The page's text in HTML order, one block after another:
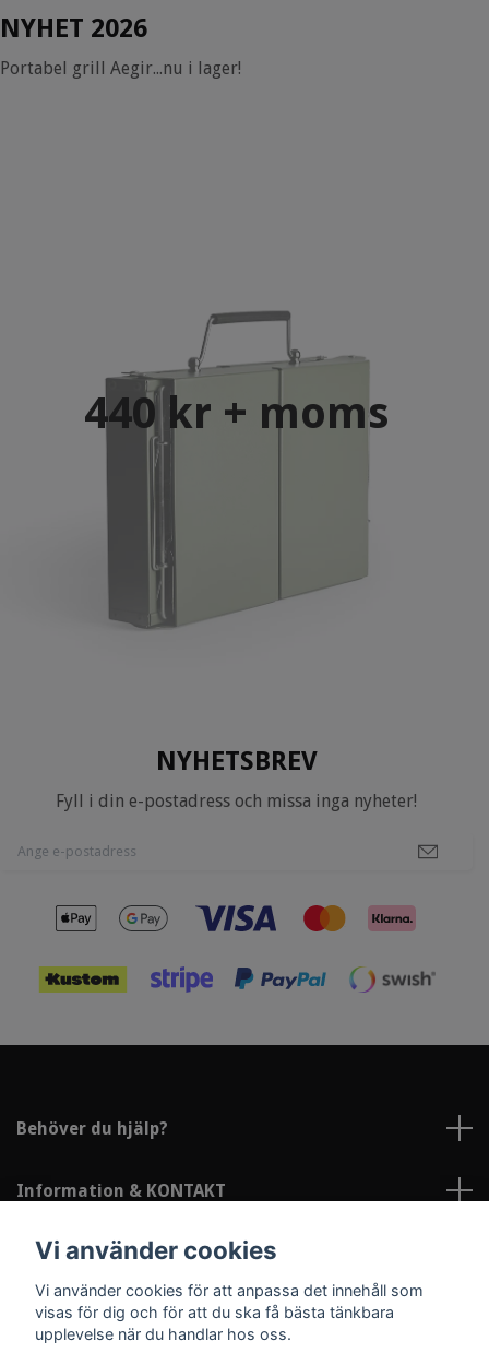
NYHET 2026
Portabel grill Aegir...nu i lager!
440 kr + moms
NYHETSBREV
Fyll i din e-postadress och missa inga nyheter!
Behöver du hjälp?
Information & KONTAKT
Sociala medier
Vi använder cookies
Vi använder cookies för att anpassa det innehåll som
visas för dig och för att du ska få bästa tänkbara
upplevelse när du handlar hos oss.